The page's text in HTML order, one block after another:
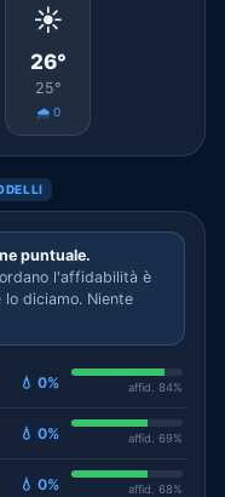
☀️
26°
25°
🌧️ 0
puntuale.
l'affidabilità è
diciamo. Niente
💧 0% affid. 84%
💧 0% affid. 69%
💧 0% affid. 68%